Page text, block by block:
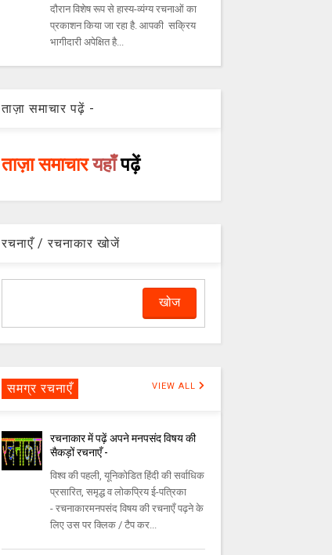
दौरान विशेष रूप से हास्य-व्यंग्य रचनाओं का
प्रकाशन किया जा रहा है. आपकी सक्रिय
भागीदारी अपेक्षित है...
ताज़ा समाचार पढ़ें -
ताज़ा समाचारयहाँपढ़ें
रचनाएँ / रचनाकार खोजें
समग्र रचनाएँ VIEW ALL
रचनाकार में पढ़ें अपने मनपसंद विषय की
सैकड़ों रचनाएँ -
विश्व की पहली, यूनिकोडित हिंदी की सर्वाधिक
प्रसारित, समृद्ध व लोकप्रिय ई-पत्रिका
- रचनाकारमनपसंद विषय की रचनाएँ पढ़ने के
लिए उस पर क्लिक / टैप कर...